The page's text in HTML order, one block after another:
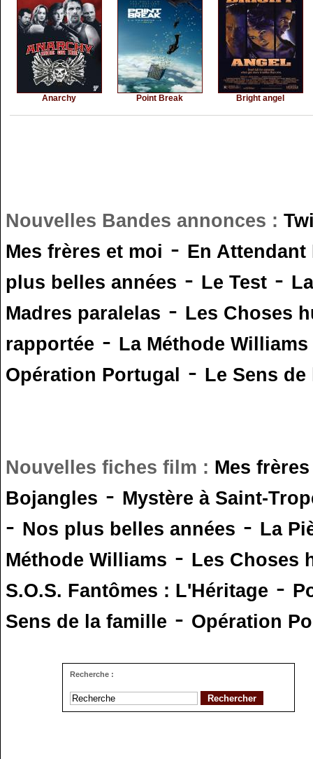
Anarchy Point Break Bright angel
Nouvelles Bandes annonces :
Mes frères et moi - En
plus belles années - Le Test -
Madres paralelas - Les Choses
rapportée - La Méthode Williams
Opération Portugal - Le Sens
Nouvelles fiches film : Mes
Bojangles - Mystère à Saint-
- Nos plus belles années - La
Méthode Williams - Les Choses
S.O.S. Fantômes : L'Héritage -
Sens de la famille - Opération
Recherche :